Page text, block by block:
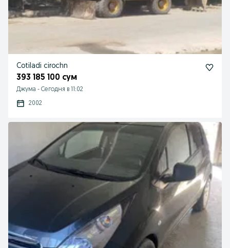
Cotiladi cirochn
393 185 100 сум
Джума - Сегодня в 11:02
2002